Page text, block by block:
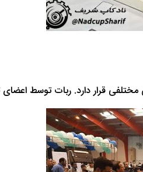
قرار دارد. ربات توسط